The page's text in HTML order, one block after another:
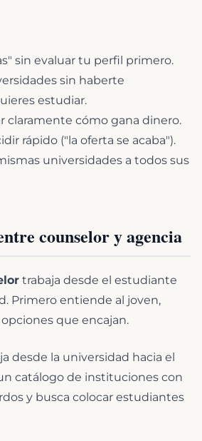
sin evaluar tu perfil primero.
sin haberte
estudiar.
claramente cómo gana dinero.
rápido ("la oferta se acaba").
universidades a todos sus
counselor y agencia
trabaja desde el estudiante
Primero entiende al joven,
que encajan.
desde la universidad hacia el
catálogo de instituciones con
y busca colocar estudiantes